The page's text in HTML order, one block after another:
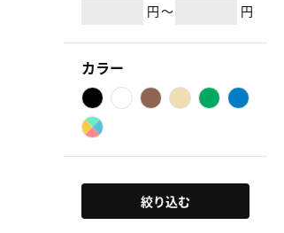
円～ 円
カラー
絞り込む